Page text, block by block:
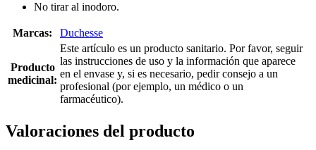
No tirar al inodoro.
Marcas: Duchesse
Producto
medicinal:
Este artículo es un producto sanitario. Por favor, seguir
las instrucciones de uso y la información que aparece
en el envase y, si es necesario, pedir consejo a un
profesional (por ejemplo, un médico o un
farmacéutico).
Valoraciones del producto